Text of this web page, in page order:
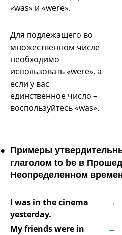
«was» и «were».
Для подлежащего во
множественном числе
необходимо
использовать «were», а
если у вас
единственное число –
воспользуйтесь «was».
Примеры
глаголом to be в
Неопределенном
I was in the cinema
yesterday.
My friends were in